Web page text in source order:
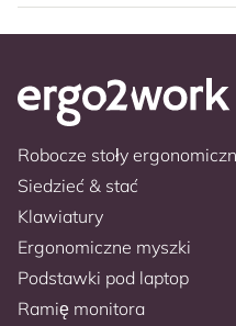
Robocze stoły
Siedzieć & stać
Klawiatury
Ergonomiczne myszki
Podstawki pod laptop
Ramię monitora